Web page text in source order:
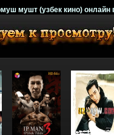
мушт (узбек кино) онлайн